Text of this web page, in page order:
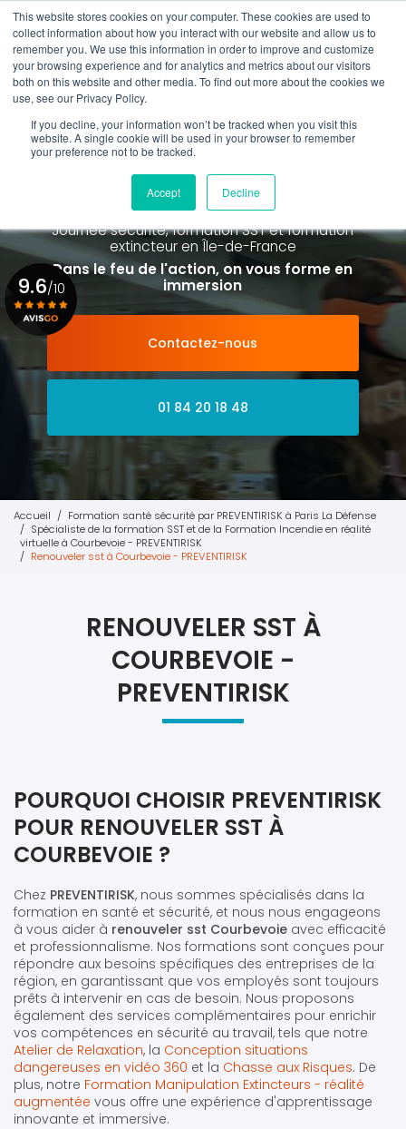
This website stores cookies on your computer. These cookies are used to
collect information about how you interact with our website and allow us to
remember you. We use this information in order to improve and customize
your browsing experience and for analytics and metrics about our visitors
both on this website and other media. To find out more about the cookies we
use, see our Privacy Policy.
If you decline, your information won’t be tracked when you visit this
website. A single cookie will be used in your browser to remember
your preference not to be tracked.
Accept Decline
Aller
au
contenu
principal
01 84 20 18 48
Spécialiste de la formation SST et
de la Formation Incendie
à Paris La Défense depuis 2015
Journée sécurité, formation SST et formation
extincteuren Île-de-France
Dans le feu de l'action, on vous forme en
immersion
Contactez-nous
01 84 20 18 48
9.6/10
Voir le certificat
Accueil
Formation santé sécurité par PREVENTIRISK à Paris La Défense
Spécialiste de la formation SST et de la Formation Incendie en réalité
virtuelle à Courbevoie - PREVENTIRISK
Renouveler sst à Courbevoie - PREVENTIRISK
RENOUVELER SST À
COURBEVOIE -
PREVENTIRISK
POURQUOI CHOISIR PREVENTIRISK
POUR RENOUVELER SST À
COURBEVOIE ?
Chez PREVENTIRISK, nous sommes spécialisés dans la
formation en santé et sécurité, et nous nous engageons
à vous aider à renouveler sst Courbevoie avec efficacité
et professionnalisme. Nos formations sont conçues pour
répondre aux besoins spécifiques des entreprises de la
région, en garantissant que vos employés sont toujours
prêts à intervenir en cas de besoin. Nous proposons
également des services complémentaires pour enrichir
vos compétences en sécurité au travail, tels que notre
Atelier de Relaxation, la Conception situations
dangereuses en vidéo 360 et la Chasse aux Risques. De
plus, notre Formation Manipulation Extincteurs - réalité
augmentée vous offre une expérience d'apprentissage
innovante et immersive.